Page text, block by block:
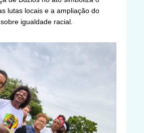
lutas locais e a ampliação do
igualdade racial.